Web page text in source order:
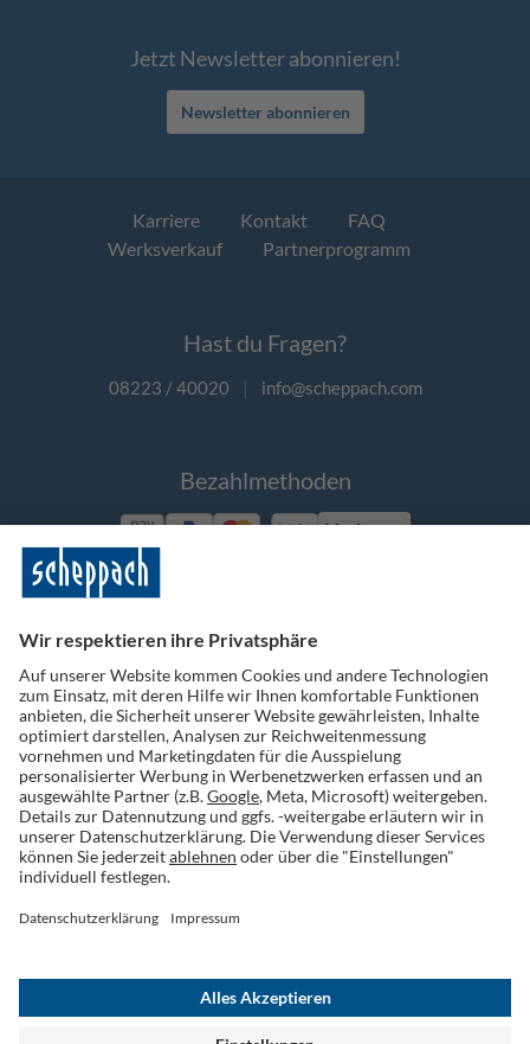
Jetzt Newsletter abonnieren!
Newsletter abonnieren
Karriere Kontakt
FAQ
Werksverkauf
Partnerprogramm
Hast du Fragen?
08223 / 40020 | info@scheppach.com
Bezahlmethoden
Vorkasse
Folge uns auf Social Media
Widerruf einreichen